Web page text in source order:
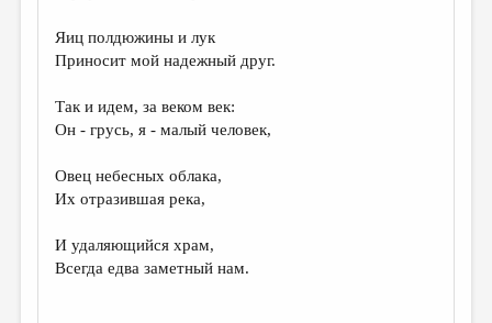
ЦИКЛЫ ПУБЛИКАЦИЙ
ТРЕДИАКОВСКИЙ
МЕДИА
ВКОНТАКТЕ
Яиц полдюжины и лук
Приносит мой надежный друг.
Так и идем, за веком век:
Он - грусь, я - малый человек,
Овец небесных облака,
Их отразившая река,
И удаляющийся храм,
Всегда едва заметный нам.